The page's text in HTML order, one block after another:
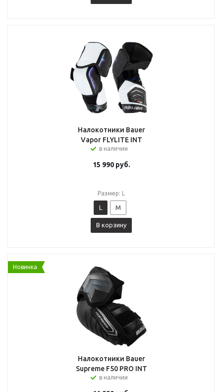
Налокотники Bauer
Vapor FLYLITE INT
в наличии
15 990руб.
Размер: L
L M
В корзину
Новинка
Налокотники Bauer
Supreme F50 PRO INT
в наличии